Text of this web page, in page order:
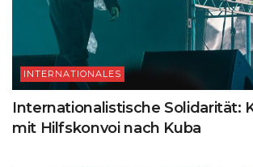
INTERNATIONALES
Internationalistische Solidarität:
mit Hilfskonvoi nach Kuba